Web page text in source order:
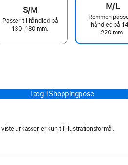
S/M
Passer til håndled på
130-180 mm.
M/L
Remmen
håndled på
220 mm.
Læg i Shoppingpose
viste urkasser er kun til illustrationsformål.